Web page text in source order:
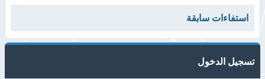
استفاءات سابقة
تسجيل الدخول